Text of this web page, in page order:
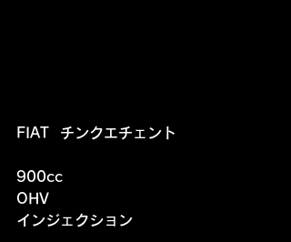
FIAT  チンクエチェント
900cc
OHV
インジェクション